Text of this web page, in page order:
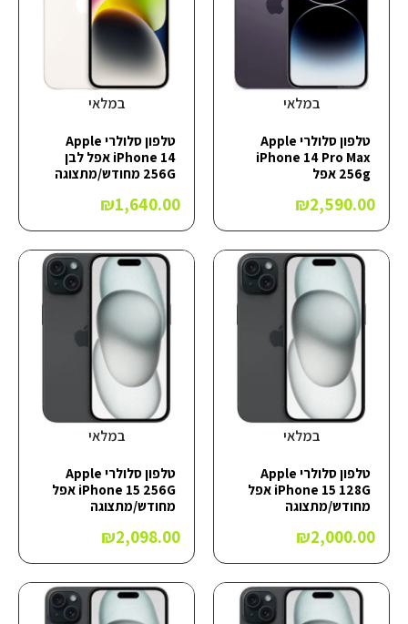
במלאי
טלפון סלולרי Apple
iPhone 14 Pro Max
256g אפל
₪2,590.00
במלאי
טלפון סלולרי Apple
iPhone 14 אפל לבן
256G מחודש/מתצוגה
₪1,640.00
במלאי
טלפון סלולרי Apple
iPhone 15 128G אפל
מחודש/מתצוגה
₪2,000.00
במלאי
טלפון סלולרי Apple
iPhone 15 256G אפל
מחודש/מתצוגה
₪2,098.00